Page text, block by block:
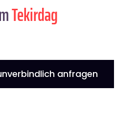
Tekirdag
anfragen